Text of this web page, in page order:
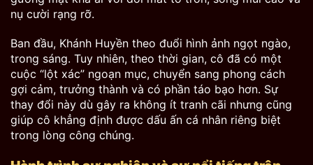
nụ cười rạng rỡ.
Ban đầu, Khánh Huyền theo đuổi hình ảnh ngọt ngào,
trong sáng. Tuy nhiên, theo thời gian, cô đã có một
cuộc “lột xác” ngoạn mục, chuyển sang phong cách
gợi cảm, trưởng thành và có phần táo bạo hơn. Sự
thay đổi này dù gây ra không ít tranh cãi nhưng cũng
giúp cô khẳng định được dấu ấn cá nhân riêng biệt
trong lòng công chúng.